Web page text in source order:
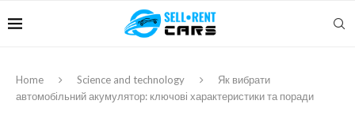
Home Science and technology
Як вибрати
автомобільний акумулятор: ключові характеристики та поради